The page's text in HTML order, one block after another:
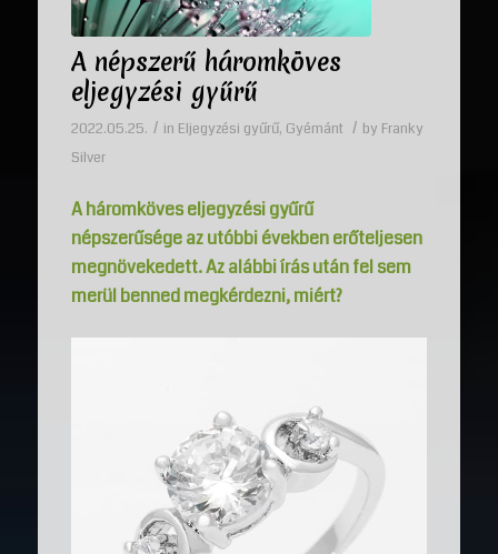
A népszerű háromköves
eljegyzési gyűrű
2022.05.25. / in Eljegyzési gyűrű, Gyémánt / by Franky
Silver
A háromköves eljegyzési gyűrű
népszerűsége az utóbbi években erőteljesen
megnövekedett. Az alábbi írás után fel sem
merül benned megkérdezni, miért?